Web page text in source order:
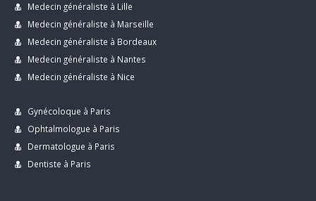
Medecin généraliste à Lille
Medecin généraliste à Marseille
Medecin généraliste à Bordeaux
Medecin généraliste à Nantes
Medecin généraliste à Nice
Gynécoloque à Paris
Ophtalmologue à Paris
Dermatologue à Paris
Dentiste à Paris